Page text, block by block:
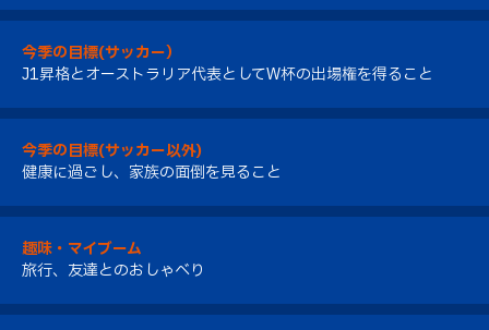
今季の目標(サッカー）
J1昇格とオーストラリア代表としてW杯の出場権を得ること
今季の目標(サッカー以外)
健康に過ごし、家族の面倒を見ること
趣味・マイブーム
旅行、友達とのおしゃべり